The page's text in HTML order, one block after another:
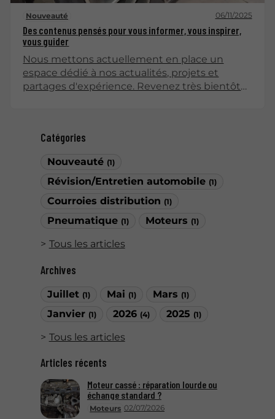
Catégories
Nouveauté (1)
Révision/Entretien automobile (1)
Courroies distribution (1)
Pneumatique (1) Moteurs (1)
Tous les articles
Archives
Juillet (1) Mai (1) Mars (1)
Janvier (1) 2026 (4) 2025 (1)
Tous les articles
Articles récents
Moteurs 02/07/2026
Moteur cassé : réparation lourde ou
échange standard ?
Nouveauté 06/11/2025
Des contenus pensés pour vous informer, vous inspirer,
vous guider
Nous mettons actuellement en place un
espace dédié à nos actualités, projets et
partages d'expérience. Revenez très bientôt